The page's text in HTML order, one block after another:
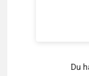
Du